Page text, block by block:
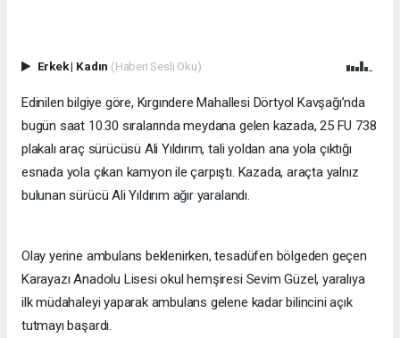
Erkek| Kadın (Haberi Sesli Oku)
Edinilen bilgiye göre, Kırgındere Mahallesi Dörtyol Kavşağı’nda
bugün saat 10.30 sıralarında meydana gelen kazada, 25 FU 738
plakalı araç sürücüsü Ali Yıldırım, tali yoldan ana yola çıktığı
esnada yola çıkan kamyon ile çarpıştı. Kazada, araçta yalnız
bulunan sürücü Ali Yıldırım ağır yaralandı.
Olay yerine ambulans beklenirken, tesadüfen bölgeden geçen
Karayazı Anadolu Lisesi okul hemşiresi Sevim Güzel, yaralıya
ilk müdahaleyi yaparak ambulans gelene kadar bilincini açık
tutmayı başardı.